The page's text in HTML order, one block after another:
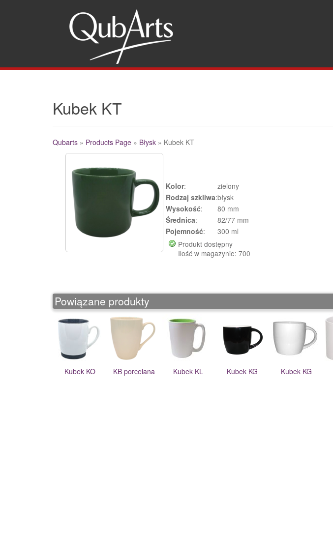
Kubek KT
Qubarts » Products Page » Błysk » Kubek KT
Kolor:
zielony
Rodzaj szkliwa:błysk
Wysokość:
80 mm
Średnica:
82/77 mm
Pojemność:
300 ml
Produkt dostępny
Ilość w magazynie: 700
Powiązane produkty
Kubek KO KB porcelana Kubek KL Kubek KG Kubek KG